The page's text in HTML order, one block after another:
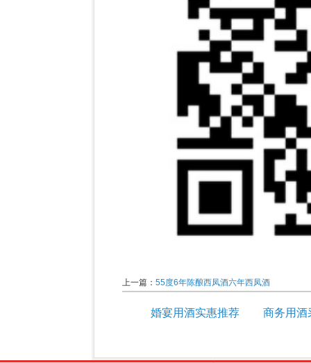
上一篇： 55度6年陈酿西凤酒六年西凤酒
婚宴用酒实惠推荐 商务用酒